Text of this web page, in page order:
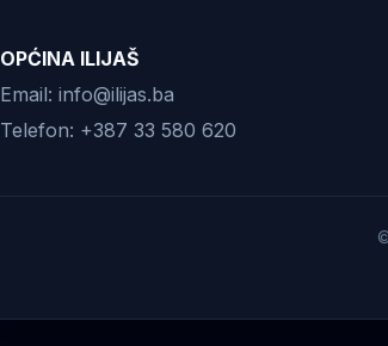
OPĆINA ILIJAŠ
Email: info@ilijas.ba
Telefon: +387 33 580 620